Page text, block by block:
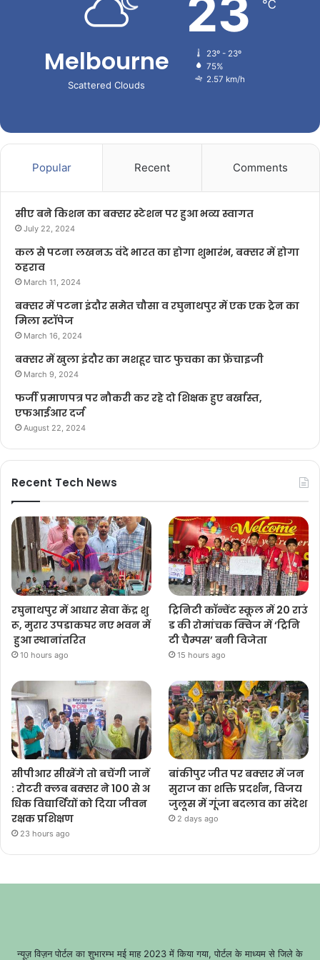
Melbourne
Scattered Clouds
23 ℃
23º - 23º
75%
2.57 km/h
Popular Recent Comments
सीए बने किशन का बक्सर स्टेशन पर हुआ भव्य स्वागत
July 22, 2024
कल से पटना लखनऊ वंदे भारत का होगा शुभारंभ, बक्सर में होगा
ठहराव
March 11, 2024
बक्सर में पटना इंदौर समेत चौसा व रघुनाथपुर में एक एक ट्रेन का
मिला स्टॉपेज
March 16, 2024
बक्सर में खुला इंदौर का मशहूर चाट फुचका का फ्रेंचाइजी
March 9, 2024
फर्जी प्रमाणपत्र पर नौकरी कर रहे दो शिक्षक हुए बर्खास्त,
एफआईआर दर्ज
August 22, 2024
Recent Tech News
रघुनाथपुर में आधार सेवा केंद्र शु
रू, मुरार उपडाकघर नए भवन में
हुआ स्थानांतरित
10 hours ago
ट्रिनिटी कॉन्वेंट स्कूल में 20 राउं
ड की रोमांचक क्विज में ‘ट्रिनि
टी चैम्पस’ बनी विजेता
15 hours ago
सीपीआर सीखेंगे तो बचेंगी जानें
: रोटरी क्लब बक्सर ने 100 से अ
धिक विद्यार्थियों को दिया जीवन
रक्षक प्रशिक्षण
23 hours ago
बांकीपुर जीत पर बक्सर में जन
सुराज का शक्ति प्रदर्शन, विजय
जुलूस में गूंजा बदलाव का संदेश
2 days ago
न्यूज़ विज़न पोर्टल का शुभारम्भ मई माह 2023 में किया गया, पोर्टल के माध्यम से जिले के